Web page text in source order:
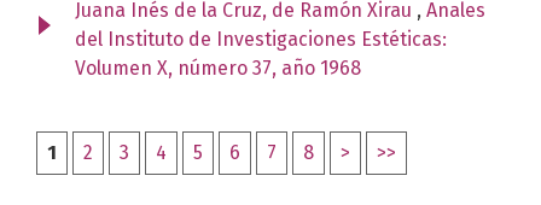
Juana Inés de la Cruz, de Ramón Xirau , Anales
del Instituto de Investigaciones Estéticas:
Volumen X, número 37, año 1968
1 2 3 4 5 6 7 8 > >>